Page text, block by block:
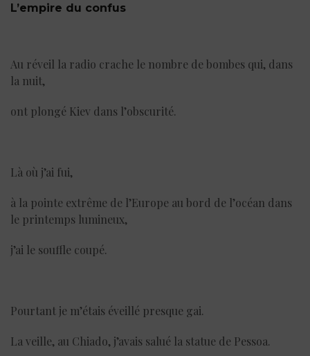
L’empire du confus
Au réveil la radio crache le nombre de bombes qui, dans
la nuit,
ont plongé Kiev dans l’obscurité.
Là où j’ai fui,
à la pointe extrême de l’Europe au bord de l’océan dans
le printemps lumineux,
j’ai le souffle coupé.
Pourtant je m’étais éveillé presque gai.
La veille, au Chiado, j’avais salué la statue de Pessoa.